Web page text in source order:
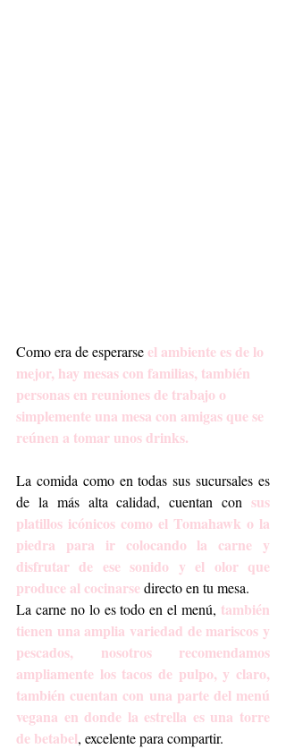
Como era de esperarse el ambiente es de lo
mejor, hay mesas con familias, también
personas en reuniones de trabajo o
simplemente una mesa con amigas que se
reúnen a tomar unos drinks.
La comida como en todas sus sucursales es
de la más alta calidad, cuentan con sus
platillos icónicos como el Tomahawk o la
piedra para ir colocando la carne y
disfrutar de ese sonido y el olor que
produce al cocinarse directo en tu mesa.
La carne no lo es todo en el menú, también
tienen una amplia variedad de mariscos y
pescados, nosotros recomendamos
ampliamente los tacos de pulpo, y claro,
también cuentan con una parte del menú
vegana en donde la estrella es una torre
de betabel, excelente para compartir.